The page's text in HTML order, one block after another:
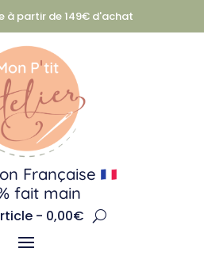
à partir de 149€ d'achat
Française
fait main
0,00€